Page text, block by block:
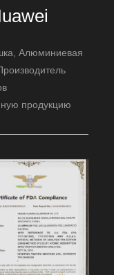
Алюминиевая
продукцию